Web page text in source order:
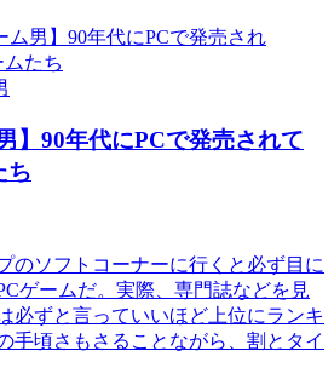
】90年代にPCで発売されて
ち
のソフトコーナーに行くと必ず目に
ゲームだ。実際、専門誌などを見
必ずと言っていいほど上位にランキ
手頃さもさることながら、割とタイ